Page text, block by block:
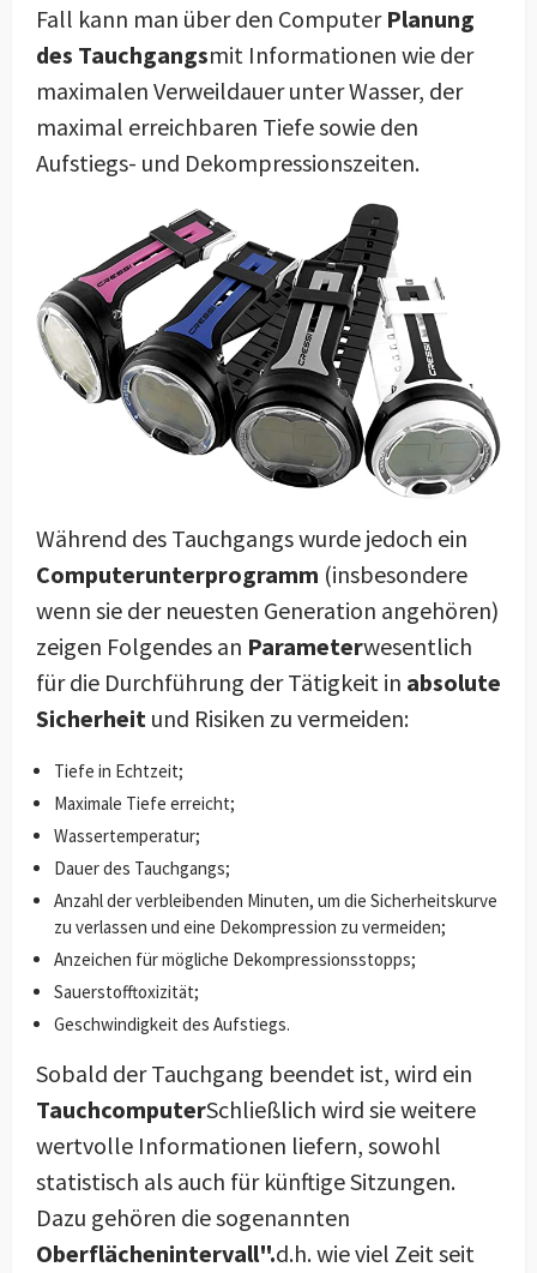
Fall kann man über den Computer Planung
des Tauchgangsmit Informationen wie der
maximalen Verweildauer unter Wasser, der
maximal erreichbaren Tiefe sowie den
Aufstiegs- und Dekompressionszeiten.
Während des Tauchgangs wurde jedoch ein
Computerunterprogramm (insbesondere
wenn sie der neuesten Generation angehören)
zeigen Folgendes an Parameterwesentlich
für die Durchführung der Tätigkeit in absolute
Sicherheit und Risiken zu vermeiden:
Tiefe in Echtzeit;
Maximale Tiefe erreicht;
Wassertemperatur;
Dauer des Tauchgangs;
Anzahl der verbleibenden Minuten, um die Sicherheitskurve
zu verlassen und eine Dekompression zu vermeiden;
Anzeichen für mögliche Dekompressionsstopps;
Sauerstofftoxizität;
Geschwindigkeit des Aufstiegs.
Sobald der Tauchgang beendet ist, wird ein
TauchcomputerSchließlich wird sie weitere
wertvolle Informationen liefern, sowohl
statistisch als auch für künftige Sitzungen.
Dazu gehören die sogenannten
Oberflächenintervall".d.h. wie viel Zeit seit